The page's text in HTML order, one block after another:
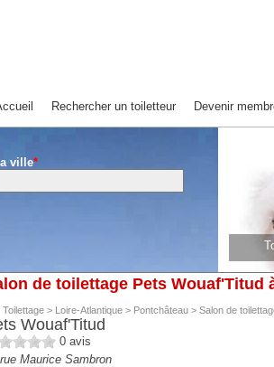
Rechercher un toiletteur Devenir
ville*
de toilettage Pets Wouaf'Titud
Toilettage> Loire-Atlantique> Pontchâteau> Salon de
Wouaf'Titud
0avis
Maurice Sambron